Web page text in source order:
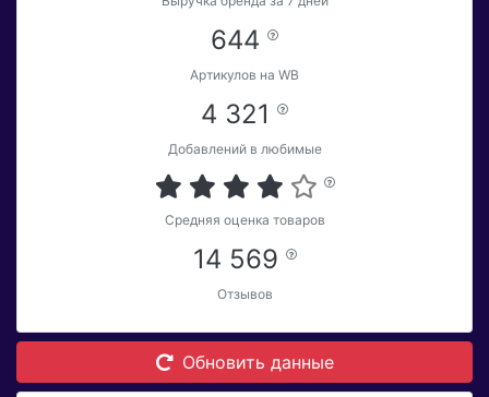
644
Артикулов на WB
4 321
Добавлений в любимые
Средняя оценка товаров
14 569
Отзывов
Обновить данные